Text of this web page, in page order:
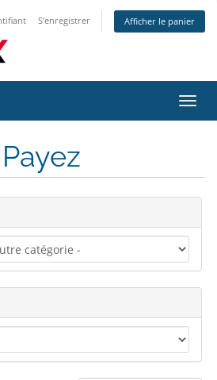
S'enregistrer Afficher le panier
la